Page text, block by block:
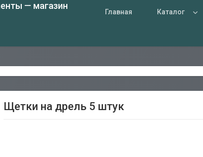
— магазин
Главная Каталог
Щетки на дрель 5 штук